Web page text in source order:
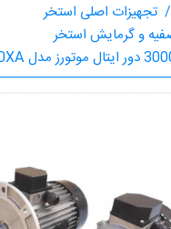
تجهیزات اصلی استخر
و گرمایش استخر